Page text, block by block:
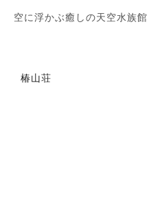
空に浮かぶ癒しの天空水族館
椿山荘